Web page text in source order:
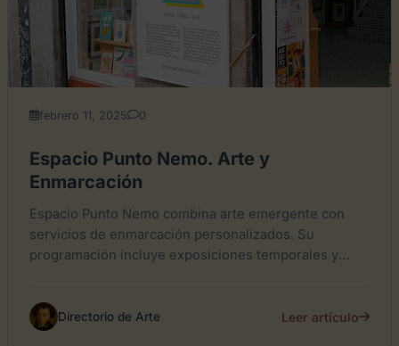
febrero 11, 2025 0
Espacio Punto Nemo. Arte y
Enmarcación
Espacio Punto Nemo combina arte emergente con
servicios de enmarcación personalizados. Su
programación incluye exposiciones temporales y
Directorio de Arte Leer artículo